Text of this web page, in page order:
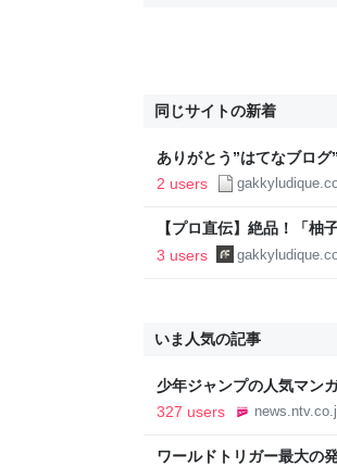
同じサイトの新着
ありがとう”はてなブロ
越しします。 | FOOD
2 users
【プロ直伝】絶品！「柚
＆爽やかレシピ | FOOD
3 users
いま人気の記事
少年ジャンプの人気マン
逮捕 総額43億円以上（
327 users
ワールドトリガー最大の